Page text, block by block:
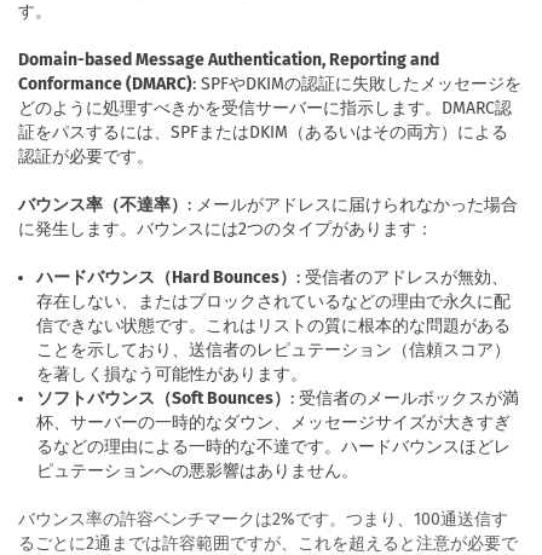
す。
Domain-based Message Authentication, Reporting and
Conformance (DMARC): SPFやDKIMの認証に失敗したメッセージを
どのように処理すべきかを受信サーバーに指示します。DMARC認
証をパスするには、SPFまたはDKIM（あるいはその両方）による
認証が必要です。
バウンス率（不達率） : メールがアドレスに届けられなかった場合
に発生します。バウンスには2つのタイプがあります：
ハードバウンス（Hard Bounces） : 受信者のアドレスが無効、
存在しない、またはブロックされているなどの理由で永久に配
信できない状態です。これはリストの質に根本的な問題がある
ことを示しており、送信者のレピュテーション（信頼スコア）
を著しく損なう可能性があります。
ソフトバウンス（Soft Bounces） : 受信者のメールボックスが満
杯、サーバーの一時的なダウン、メッセージサイズが大きすぎ
るなどの理由による一時的な不達です。ハードバウンスほどレ
ピュテーションへの悪影響はありません。
バウンス率の許容ベンチマークは2%です。つまり、100通送信す
るごとに2通までは許容範囲ですが、これを超えると注意が必要で